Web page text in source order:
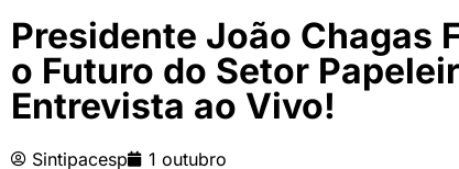
Presidente João Chagas
o Futuro do Setor
Entrevista ao Vivo!
Sintipacesp 1 outubro